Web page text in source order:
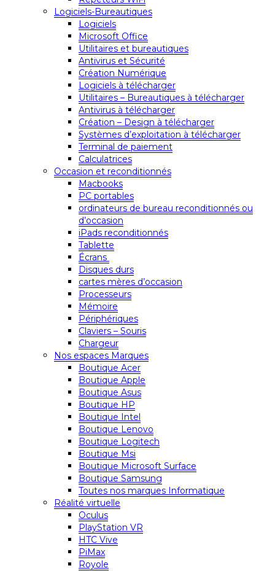
Logiciels-Bureautiques
Logiciels
Microsoft Office
Utilitaires et bureautiques
Antivirus et Sécurité
Création Numérique
Logiciels à télécharger
Utilitaires – Bureautiques à télécharger
Antivirus à télécharger
Création – Design à télécharger
Systèmes d’exploitation à télécharger
Terminal de paiement
Calculatrices
Occasion et reconditionnés
Macbooks
PC portables
ordinateurs de bureau reconditionnés ou
d’occasion
iPads reconditionnés
Tablette
Écrans
Disques durs
cartes mères d’occasion
Processeurs
Mémoire
Périphériques
Claviers – Souris
Chargeur
Nos espaces Marques
Boutique Acer
Boutique Apple
Boutique Asus
Boutique HP
Boutique Intel
Boutique Lenovo
Boutique Logitech
Boutique Msi
Boutique Microsoft Surface
Boutique Samsung
Toutes nos marques Informatique
Réalité virtuelle
Oculus
PlayStation VR
HTC Vive
PiMax
Royole